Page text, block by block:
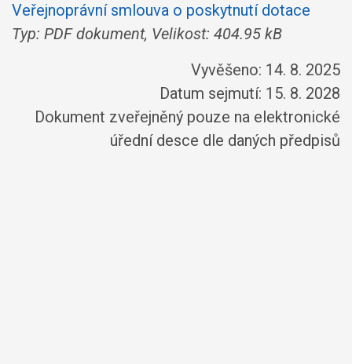
Veřejnoprávní smlouva o poskytnutí dotace
Typ: PDF dokument, Velikost: 404.95 kB
Vyvěšeno: 14. 8. 2025
Datum sejmutí: 15. 8. 2028
Dokument zveřejněný pouze na elektronické
úřední desce dle daných předpisů